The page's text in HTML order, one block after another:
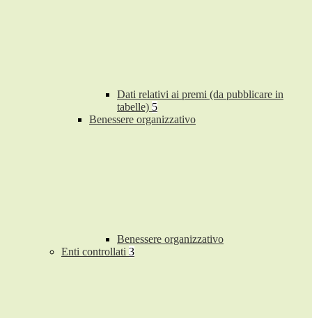
Dati relativi ai premi (da pubblicare in
tabelle) 5
Benessere organizzativo
Benessere organizzativo
Enti controllati 3